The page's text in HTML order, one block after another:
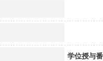
学位授与